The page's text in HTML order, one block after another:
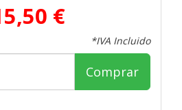
€
*IVA Incluido
Comprar